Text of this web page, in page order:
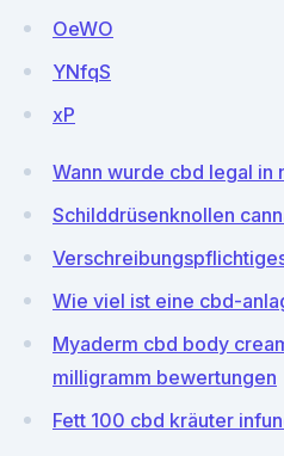
OeWO
YNfqS
xP
Wann wurde cbd legal in
Schilddrüsenknollen
Wie viel ist eine cbd-
Myaderm cbd body
milligramm bewertungen
Fett 100 cbd kräuter